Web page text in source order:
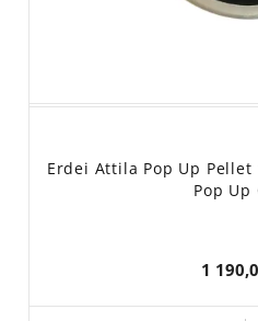
Erdei Attila Pop Up Pellet
Pop Up
1